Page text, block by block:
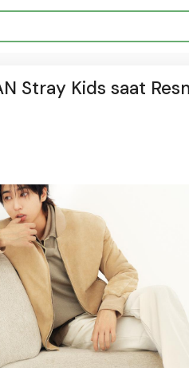
Stray Kids saat